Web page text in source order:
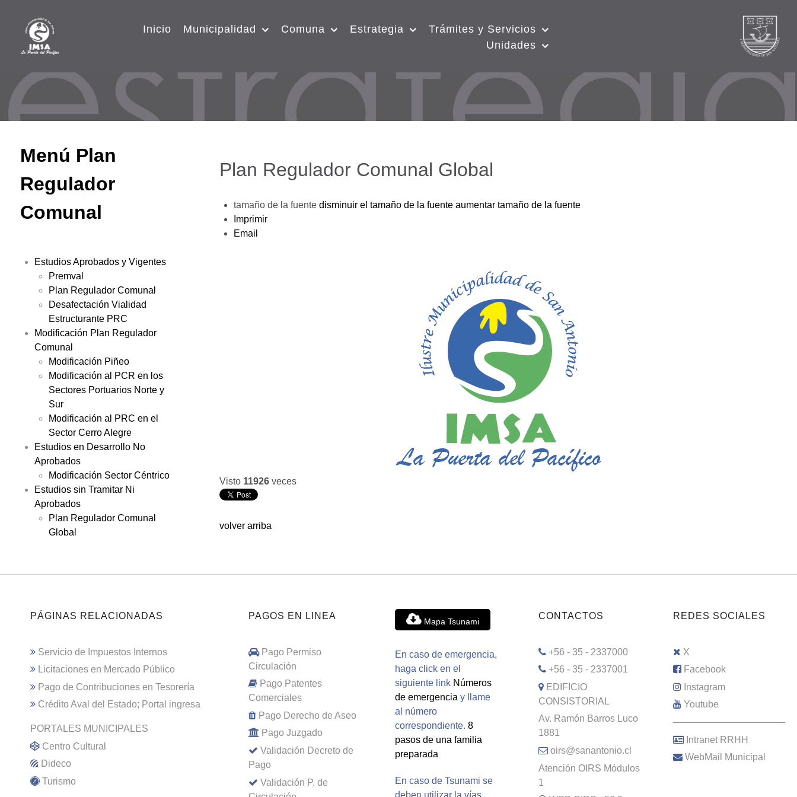
Inicio Municipalidad Comuna Estrategia
Trámites y Servicios
Unidades
Menú Plan
Regulador
Comunal
Estudios Aprobados y Vigentes
Premval
Plan Regulador Comunal
Desafectación Vialidad
Estructurante PRC
Modificación Plan Regulador
Comunal
Modificación Piñeo
Modificación al PCR en los
Sectores Portuarios Norte y
Sur
Modificación al PRC en el
Sector Cerro Alegre
Estudios en Desarrollo No
Aprobados
Modificación Sector Céntrico
Estudios sin Tramitar Ni
Aprobados
Plan Regulador Comunal
Global
Plan Regulador Comunal Global
tamaño de la fuente disminuir el tamaño de la fuente aumentar tamaño de la fuente
Imprimir
Email
Visto 11926 veces
volver arriba
PÁGINAS RELACIONADAS
Servicio de Impuestos Internos
Licitaciones en Mercado Público
Pago de Contribuciones en Tesorería
Crédito Aval del Estado; Portal ingresa
PORTALES MUNICIPALES
Centro Cultural
Dideco
Turismo
PAGOS EN LINEA
Pago Permiso
Circulación
Pago Patentes
Comerciales
Pago Derecho de Aseo
Pago Juzgado
Validación Decreto de
Pago
Validación P. de
Mapa Tsunami
En caso de emergencia,
haga click en el
siguiente link Números
de emergencia y llame
al número
correspondiente. 8
pasos de una familia
preparada
En caso de Tsunami se
deben utilizar la vías
CONTACTOS
+56 - 35 - 2337000
+56 - 35 - 2337001
EDIFICIO
CONSISTORIAL
Av. Ramón Barros Luco
1881
oirs@sanantonio.cl
Atención OIRS Módulos
1
REDES SOCIALES
X
Facebook
Instagram
Youtube
–––––––––––––––––––––
Intranet RRHH
WebMail Municipal